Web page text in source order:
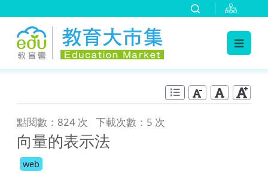
點閱數：824 次 下載次數：5 次
向量的表示法
web